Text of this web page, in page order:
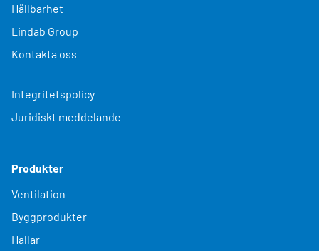
Hållbarhet
Lindab Group
Kontakta oss
Integritetspolicy
Juridiskt meddelande
Produkter
Ventilation
Byggprodukter
Hallar